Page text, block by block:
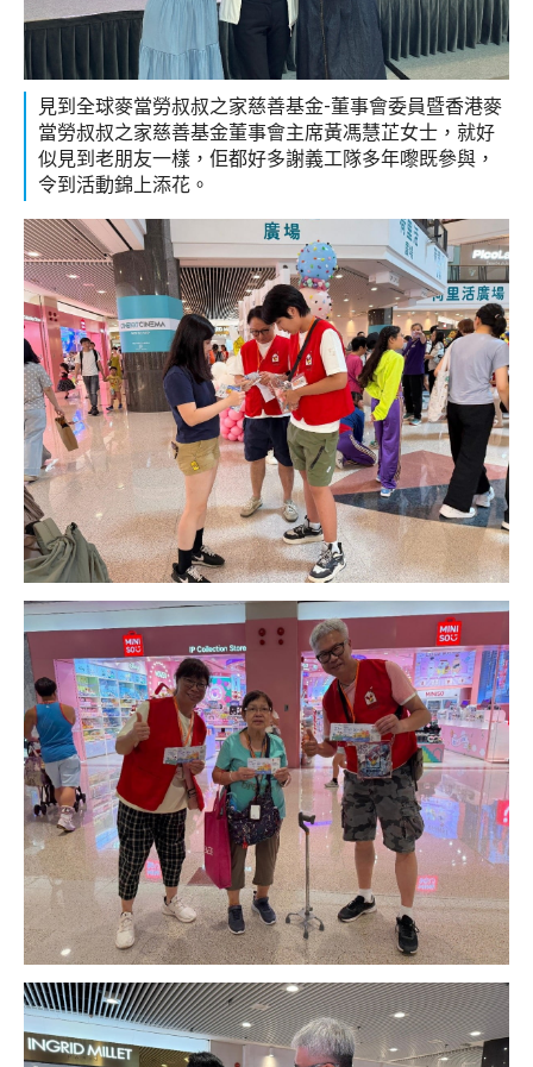
見到全球麥當勞叔叔之家慈善基金-董事會委員暨香港麥
當勞叔叔之家慈善基金董事會主席黃馮慧芷女士，就好
似見到老朋友一樣，佢都好多謝義工隊多年嚟既參與，
令到活動錦上添花。